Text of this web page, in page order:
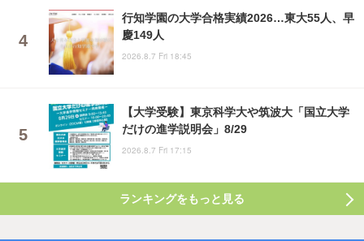
行知学園の大学合格実績2026…東大55人、早
慶149人
2026.8.7 Fri 18:45
【大学受験】東京科学大や筑波大「国立大学
だけの進学説明会」8/29
2026.8.7 Fri 17:15
ランキングをもっと見る